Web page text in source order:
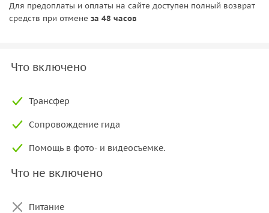
Для предоплаты и оплаты на сайте доступен полный возврат
средств при отмене за 48 часов
Что включено
Трансфер
Сопровождение гида
Помощь в фото- и видеосъемке.
Что не включено
Питание